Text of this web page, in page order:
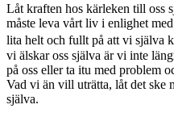
Låt kraften hos kärleken till oss
måste leva vårt liv i enlighet
lita helt och fullt på att vi själva
vi älskar oss själva är vi inte
på oss eller ta itu med problem
Vad vi än vill uträtta, låt det ske
själva.